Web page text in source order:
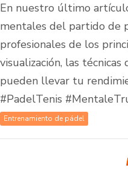
En nuestro último
mentales del partido de
profesionales de los
visualización, las
pueden llevar tu
#PadelTenis
Entrenamiento de pádel